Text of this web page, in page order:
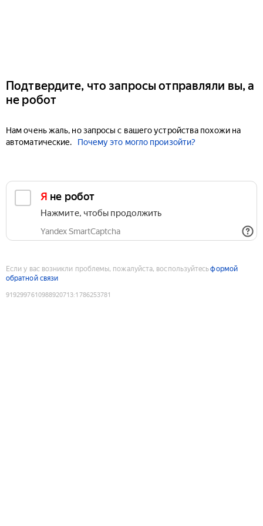
Подтвердите, что запросы отправляли вы, а
не робот
Нам очень жаль, но запросы с вашего устройства похожи на
автоматические.
Почему это могло произойти?
Я не робот
Нажмите, чтобы продолжить
Yandex SmartCaptcha
Если у вас возникли проблемы, пожалуйста, воспользуйтесьформой
обратной связи
9192997610988920713:1786253781